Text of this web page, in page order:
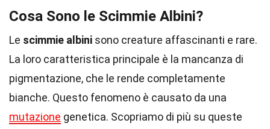
Cosa Sono le Scimmie Albini?
Le scimmie albini sono creature affascinanti e rare.
La loro caratteristica principale è la mancanza di
pigmentazione, che le rende completamente
bianche. Questo fenomeno è causato da una
mutazione genetica. Scopriamo di più su queste